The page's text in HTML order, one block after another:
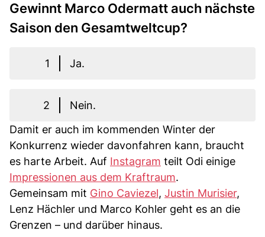
Gewinnt Marco Odermatt auch nächste
Saison den Gesamtweltcup?
1 Ja.
2
Nein.
Damit er auch im kommenden Winter der
Konkurrenz wieder davonfahren kann, braucht
es harte Arbeit. Auf Instagram teilt Odi einige
Impressionen aus dem Kraftraum.
Gemeinsam mit Gino Caviezel, Justin Murisier,
Lenz Hächler und Marco Kohler geht es an die
Grenzen – und darüber hinaus.